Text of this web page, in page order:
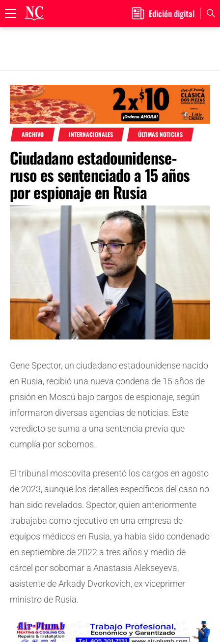
content
Edición digital
ARCHIVO INTERNACIONALES ÚLTIMAS NOTICIAS
Ciudadano estadounidense-
ruso es sentenciado a 15 años
por espionaje en Rusia
Gene Spector, un ciudadano estadounidense nacido
en Rusia, recibió una nueva condena de 15 años de
prisión en Moscú bajo cargos de espionaje, según
informaron diversas agencias de noticias. Este
veredicto se suma a una sentencia previa que
cumplía por sobornos.
El tribunal moscovita presentó los cargos en agosto
de 2023, aunque los detalles específicos del caso no
han sido revelados. Spector, quien anteriormente
trabajaba como ejecutivo en una empresa de
equipos médicos en Rusia, ya había sido condenado
en septiembre de 2022 a tres años y medio de
cárcel por sobornar a Anastasia Alekseyeva,
asistente de Arkady Dvorkovich, ex viceprimer
ministro de Rusia.